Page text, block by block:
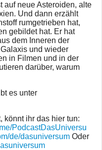
auf neue Asteroiden, alte
Und dann erzählt
rumgetrieben hat,
gebildet hat. Er hat
dem Inneren der
und wieder
in Filmen und in der
darüber, warum
es unter
könnt ihr das hier tun:
PodcastDasUniversu
de/dasuniversum Oder